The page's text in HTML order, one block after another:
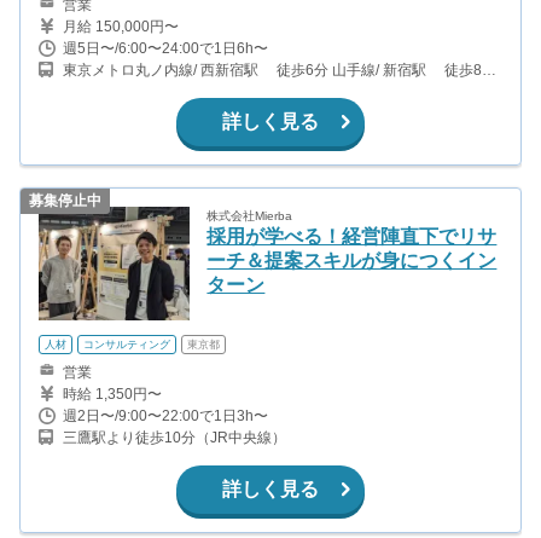
営業
月給 150,000円〜
週5日〜/6:00〜24:00で1日6h〜
東京メトロ丸ノ内線/ 西新宿駅 徒歩6分 山手線/ 新宿駅 徒歩8分
詳しく見る
募集停止中
株式会社Mierba
採用が学べる！経営陣直下でリサ
ーチ＆提案スキルが身につくイン
ターン
人材 コンサルティング 東京都
営業
時給 1,350円〜
週2日〜/9:00〜22:00で1日3h〜
三鷹駅より徒歩10分（JR中央線）
詳しく見る